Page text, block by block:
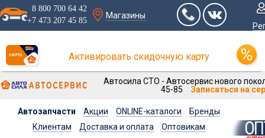
8 800 700 64 42
+7 473 207 45 85
Магазины
Активировать скидочную карту
Автосила СТО - Автосервис нового
45-85
Записаться на
Автозапчасти Акции ONLINE-каталоги
Бренды
Клиентам
Доставка и оплата
Оптовикам